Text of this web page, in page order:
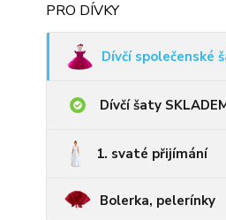
PRO DÍVKY
Dívčí společenské
Dívčí šaty
1. svaté přijímání
Bolerka, pelerínky